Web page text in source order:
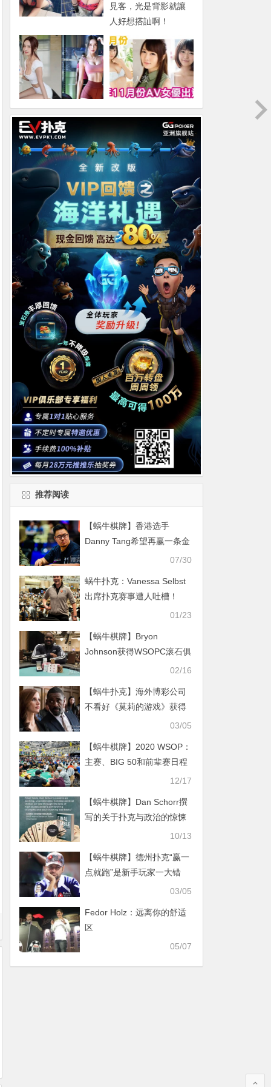
推荐阅读
【蜗牛棋牌】香港选手
Danny Tang希望再赢一条金
07/30
蜗牛扑克：Vanessa Selbst
出席扑克赛事遭人吐槽！
01/23
【蜗牛棋牌】Bryon
Johnson获得WSOPC滚石俱
02/16
【蜗牛扑克】海外博彩公司
不看好《莫莉的游戏》获得
03/05
【蜗牛棋牌】2020 WSOP：
主赛、BIG 50和前辈赛日程
12/17
【蜗牛棋牌】Dan Schorr撰
写的关于扑克与政治的惊悚
10/13
【蜗牛棋牌】德州扑克“赢一
点就跑”是新手玩家一大错
03/05
Fedor Holz：远离你的舒适
区
05/07